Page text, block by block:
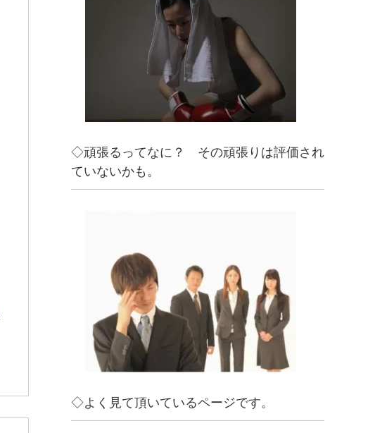
◇頑張るってなに？ その頑張りは評価され
ていないかも。
◇よく見て頂いているページです。